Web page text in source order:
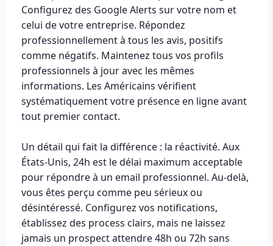
Configurez des Google Alerts sur votre nom et
celui de votre entreprise. Répondez
professionnellement à tous les avis, positifs
comme négatifs. Maintenez tous vos profils
professionnels à jour avec les mêmes
informations. Les Américains vérifient
systématiquement votre présence en ligne avant
tout premier contact.
Un détail qui fait la différence : la réactivité. Aux
États-Unis, 24h est le délai maximum acceptable
pour répondre à un email professionnel. Au-delà,
vous êtes perçu comme peu sérieux ou
désintéressé. Configurez vos notifications,
établissez des process clairs, mais ne laissez
jamais un prospect attendre 48h ou 72h sans